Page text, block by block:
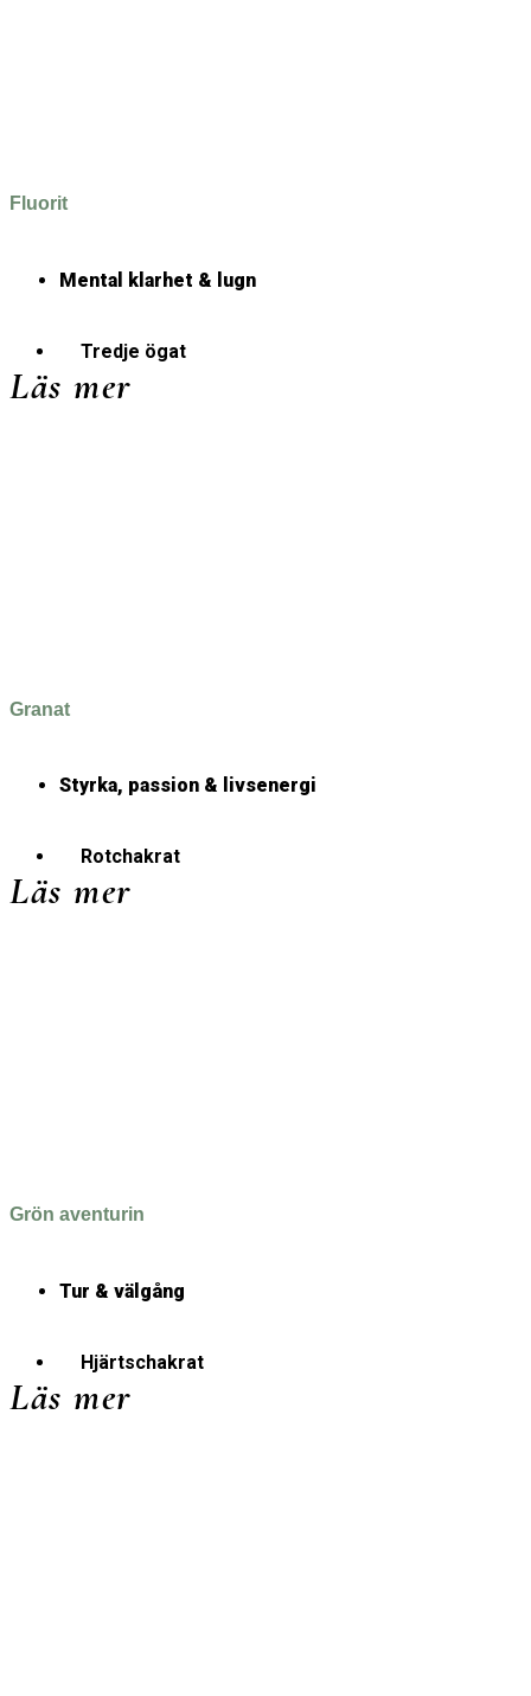
Fluorit
Mental klarhet & lugn
Tredje ögat
Läs mer
Granat
Styrka, passion & livsenergi
Rotchakrat
Läs mer
Grön aventurin
Tur & välgång
Hjärtschakrat
Läs mer